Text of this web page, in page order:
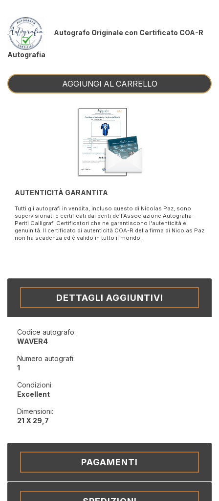
Autografo Originale con Certificato COA-R
Autografia
AGGIUNGI AL CARRELLO
AUTENTICITÀ GARANTITA
Tutti gli autografi in vendita, incluso questo di Nicolas Paz, sono
supervisionati e certificati dai periti dell'Associazione Autografia -
Periti Calligrafi Certificatori che ne garantiscono l'autenticità e
genuinità. Il certificato di autenticità COA-R della firma di Nicolas Paz
non ha scadenza ed è valido in tutto il mondo.
DETTAGLI AGGIUNTIVI
Codice autografo:
WAVER4
Numero autografi:
1
Condizioni:
Excellent
Dimensioni:
21 X 29,7
PAGAMENTI